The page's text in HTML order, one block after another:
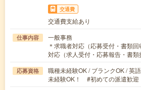
交通費
交通費支給あり
仕事内容
一般事務
＊求職者対応（応募受付・書類
対応（求人受付・応募報告・書
応募資格
職種未経験OK / ブランクOK / 英
未経験OK！ #初めての派遣歓迎